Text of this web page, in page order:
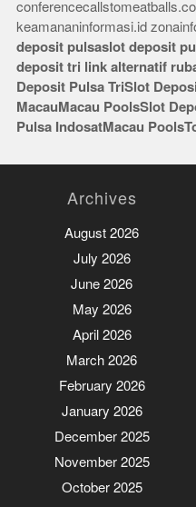
keamananinformasi.id
deposit pulsaslot deposit
deposit tri link alternatif
Deposit Pulsa TriSlot
MacauMacau PoolsSlot
Pulsa IndosatMacau Pools
Archives
August 2026
July 2026
June 2026
May 2026
April 2026
March 2026
February 2026
January 2026
December 2025
November 2025
October 2025